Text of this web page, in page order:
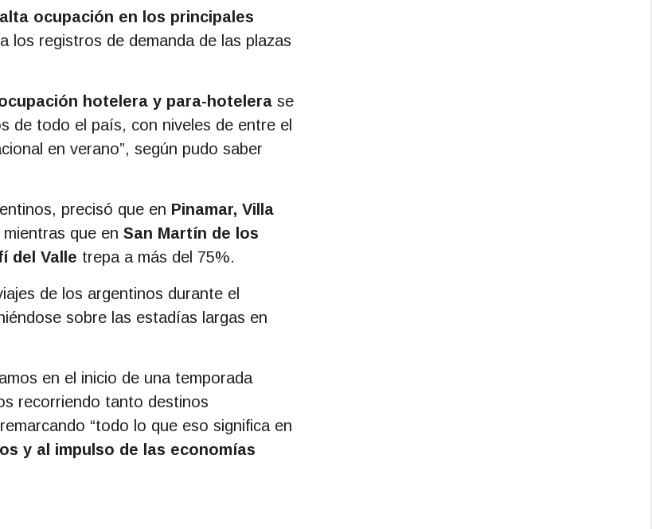
ocupación en los principales
los registros de demanda de las plazas
hotelera y para-hotelera se
de todo el país, con niveles de entre el
en verano”, según pudo saber
precisó que en Pinamar, Villa
que en San Martín de los
del Valle trepa a más del 75%.
de los argentinos durante el
sobre las estadías largas en
en el inicio de una temporada
recorriendo tanto destinos
“todo lo que eso significa en
y al impulso de las economías